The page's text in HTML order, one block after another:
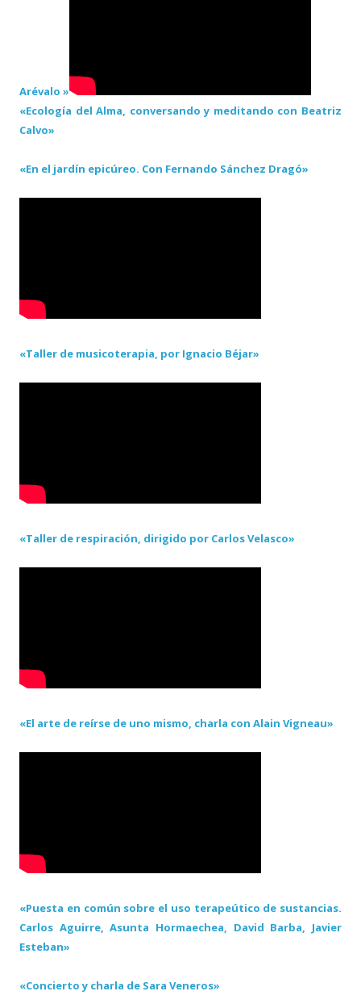
Arévalo »
«Ecología del Alma, conversando y meditando con Beatriz
Calvo»
«En el jardín epicúreo. Con Fernando Sánchez Dragó»
«Taller de musicoterapia, por Ignacio Béjar»
«Taller de respiración, dirigido por Carlos Velasco»
«El arte de reírse de uno mismo, charla con Alain Vigneau»
«Puesta en común sobre el uso terapeútico de sustancias.
Carlos Aguirre, Asunta Hormaechea, David Barba, Javier
Esteban»
«Concierto y charla de Sara Veneros»